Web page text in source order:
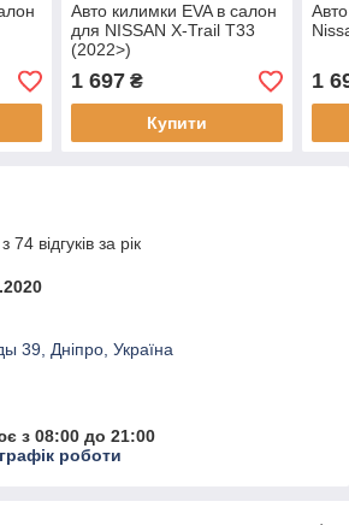
Авто килимки EVA в салон
для NISSAN X-Trail T33
(2022>)
1 697₴
Купити
1
відгуків за рік
39, Дніпро, Україна
з 08:00 до 21:00
роботи